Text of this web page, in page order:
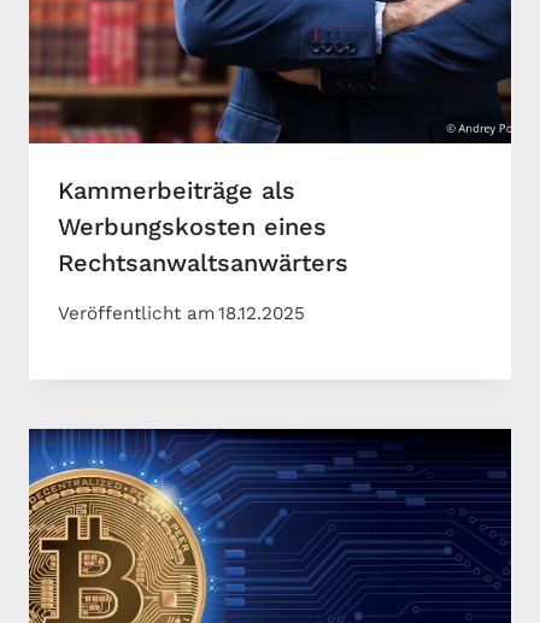
Kammerbeiträge als
Werbungskosten eines
Rechtsanwaltsanwärters
Veröffentlicht am18.12.2025